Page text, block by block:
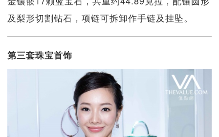
及梨形切割钻石，项链可拆卸作手链及挂坠。
第三套珠宝首饰